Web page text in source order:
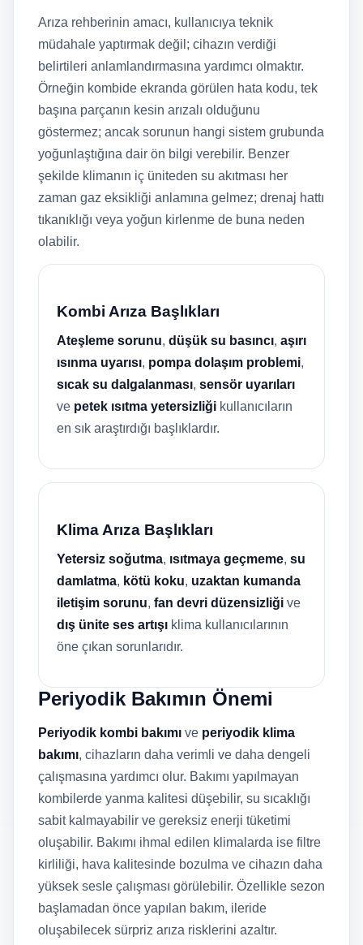
Arıza rehberinin amacı, kullanıcıya teknik
müdahale yaptırmak değil; cihazın verdiği
belirtileri anlamlandırmasına yardımcı olmaktır.
Örneğin kombide ekranda görülen hata kodu, tek
başına parçanın kesin arızalı olduğunu
göstermez; ancak sorunun hangi sistem grubunda
yoğunlaştığına dair ön bilgi verebilir. Benzer
şekilde klimanın iç üniteden su akıtması her
zaman gaz eksikliği anlamına gelmez; drenaj hattı
tıkanıklığı veya yoğun kirlenme de buna neden
olabilir.
Kombi Arıza Başlıkları
Ateşleme sorunu, düşük su basıncı, aşırı
ısınma uyarısı, pompa dolaşım problemi,
sıcak su dalgalanması, sensör uyarıları
ve petek ısıtma yetersizliği kullanıcıların
en sık araştırdığı başlıklardır.
Klima Arıza Başlıkları
Yetersiz soğutma, ısıtmaya geçmeme, su
damlatma, kötü koku, uzaktan kumanda
iletişim sorunu, fan devri düzensizliği ve
dış ünite ses artışı klima kullanıcılarının
öne çıkan sorunlarıdır.
Periyodik Bakımın Önemi
Periyodik kombi bakımı ve periyodik klima
bakımı, cihazların daha verimli ve daha dengeli
çalışmasına yardımcı olur. Bakımı yapılmayan
kombilerde yanma kalitesi düşebilir, su sıcaklığı
sabit kalmayabilir ve gereksiz enerji tüketimi
oluşabilir. Bakımı ihmal edilen klimalarda ise filtre
kirliliği, hava kalitesinde bozulma ve cihazın daha
yüksek sesle çalışması görülebilir. Özellikle sezon
başlamadan önce yapılan bakım, ileride
oluşabilecek sürpriz arıza risklerini azaltır.